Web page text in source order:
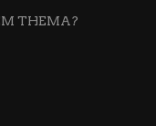
THEMA?